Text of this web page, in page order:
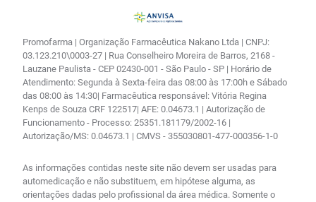
Promofarma | Organização Farmacêutica Nakano Ltda | CNPJ:
03.123.210\0003-27 | Rua Conselheiro Moreira de Barros, 2168 -
Lauzane Paulista - CEP 02430-001 - São Paulo - SP | Horário de
Atendimento: Segunda à Sexta-feira das 08:00 às 17:00h e Sábado
das 08:00 às 14:30| Farmacêutica responsável: Vitória Regina
Kenps de Souza CRF 122517| AFE: 0.04673.1 | Autorização de
Funcionamento - Processo: 25351.181179/2002-16 |
Autorização/MS: 0.04673.1 | CMVS - 355030801-477-000356-1-0
As informações contidas neste site não devem ser usadas para
automedicação e não substituem, em hipótese alguma, as
orientações dadas pelo profissional da área médica. Somente o